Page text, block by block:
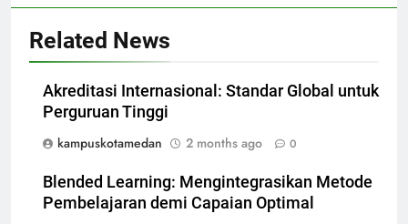
Related News
Akreditasi Internasional: Standar Global untuk
Perguruan Tinggi
kampuskotamedan
2 months ago 0
Blended Learning: Mengintegrasikan Metode
Pembelajaran demi Capaian Optimal